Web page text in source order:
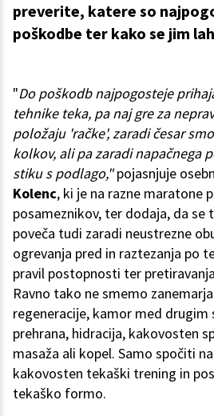
preverite, katere so
poškodbe ter kako se jim
"Do poškodb najpogosteje
tehnike teka, pa naj gre za
položaju 'račke', zaradi česar
kolkov, ali pa zaradi napačnega
stiku s podlago,"pojasnjuje
Kolenc, ki je na razne maratone
posameznikov, ter dodaja, da se
poveča tudi zaradi neustrezne
ogrevanja pred in raztezanja po
pravil postopnosti ter
Ravno tako ne smemo
regeneracije, kamor med drugim
prehrana, hidracija, kakovosten
masaža ali kopel. Samo spočiti
kakovosten tekaški trening in
tekaško formo.